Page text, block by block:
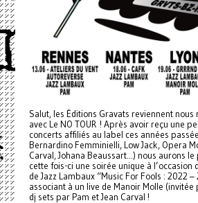
Salut, les Éditions Gravats reviennent nous
avec Le NO TOUR ! Après avoir reçu une
concerts affiliés au label ces années
Bernardino Femminielli, Low Jack, Opera
Carval, Johana Beaussart...) nous aurons
cette fois-ci une soirée unique à l’occasion
de Jazz Lambaux “Music For Fools : 2022
associant à un live de Manoir Molle (invitée
dj sets par Pam et Jean Carval !